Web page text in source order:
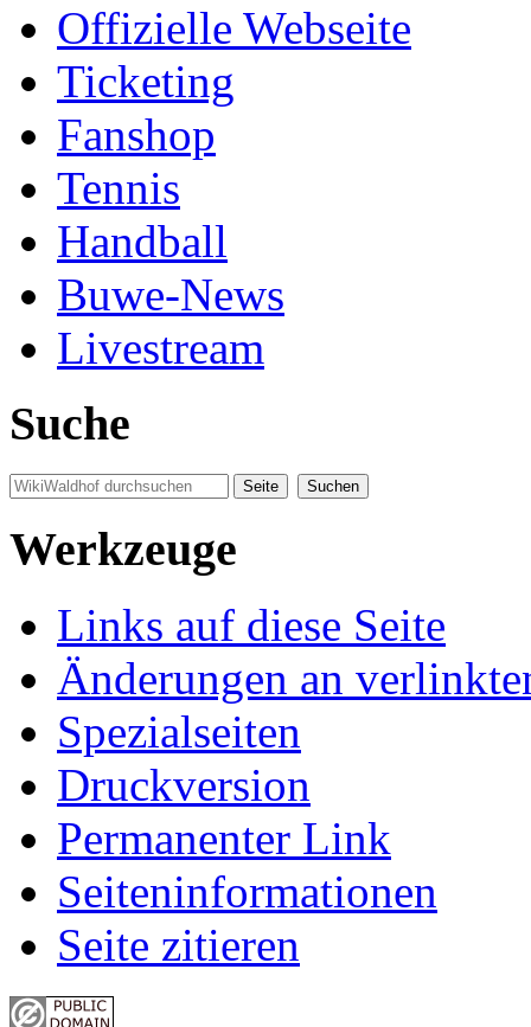
Offizielle Webseite
Ticketing
Fanshop
Tennis
Handball
Buwe-News
Livestream
Suche
Werkzeuge
Links auf diese Seite
Änderungen an
Spezialseiten
Druckversion
Permanenter Link
Seiten­informationen
Seite zitieren